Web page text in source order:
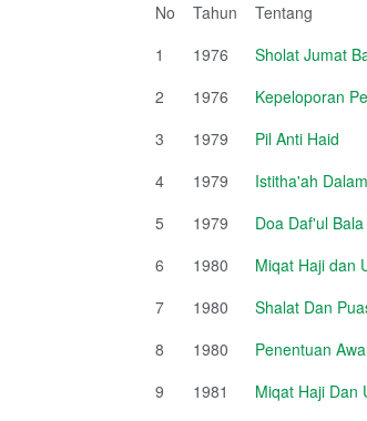
No Tahun
Tentang
1
1976
Sholat Jumat
2
1976
Kepeloporan
3
1979
Pil Anti Haid
4
1979
Istitha'ah
5
1979
Doa Daf'ul Bala
6
1980
Miqat Haji dan
7
1980
Shalat Dan
8
1980
Penentuan
9
1981
Miqat Haji Dan